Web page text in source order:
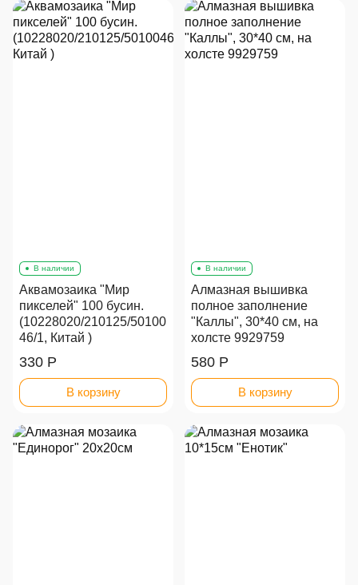
В наличии
Аквамозаика "Мир
пикселей" 100 бусин.
(10228020/210125/50100
46/1, Китай )
330 Р
В корзину
В наличии
Алмазная вышивка
полное заполнение
"Каллы", 30*40 см, на
холсте 9929759
580 Р
В корзину